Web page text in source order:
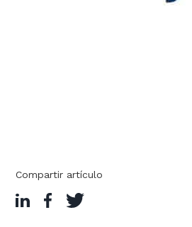
Compartir artículo